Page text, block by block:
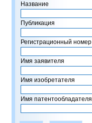
Название
Публикация
Регистрационный номер
Имя заявителя
Имя изобретателя
Имя патентообладателя